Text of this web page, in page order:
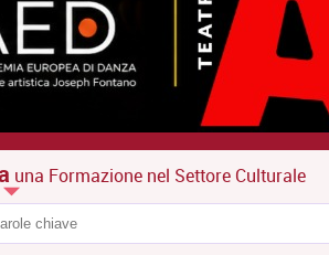
una Formazione nel Settore Culturale